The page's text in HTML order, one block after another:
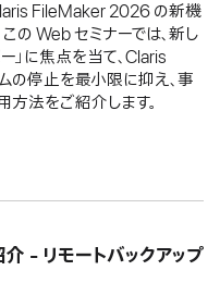
FileMaker 2026 の新機
の Web セミナーでは、新し
」に焦点を当て、Claris
の停止を最小限に抑え、事
法をご紹介します。
- リモートバックアップ